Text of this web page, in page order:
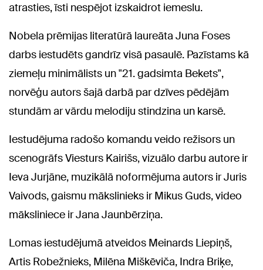
atrasties, īsti nespējot izskaidrot iemeslu.
Nobela prēmijas literatūrā laureāta Juna Foses
darbs iestudēts gandrīz visā pasaulē. Pazīstams kā
ziemeļu minimālists un "21. gadsimta Bekets",
norvēģu autors šajā darbā par dzīves pēdējām
stundām ar vārdu melodiju stindzina un karsē.
Iestudējuma radošo komandu veido režisors un
scenogrāfs Viesturs Kairišs, vizuālo darbu autore ir
Ieva Jurjāne, muzikālā noformējuma autors ir Juris
Vaivods, gaismu mākslinieks ir Mikus Guds, video
māksliniece ir Jana Jaunbērziņa.
Lomas iestudējumā atveidos Meinards Liepiņš,
Artis Robežnieks, Milēna Miškēviča, Indra Briķe,